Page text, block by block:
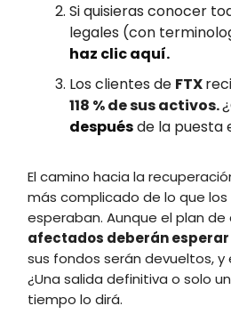
Si quisieras conocer
legales (con
haz clic aquí.
Los clientes de FTX
118 % de sus activos.
despuésde la puesta
El camino hacia la
más complicado de lo que los
esperaban. Aunque el plan de
afectados deberán esperar
sus fondos serán devueltos, y
¿Una salida definitiva o solo
tiempo lo dirá.